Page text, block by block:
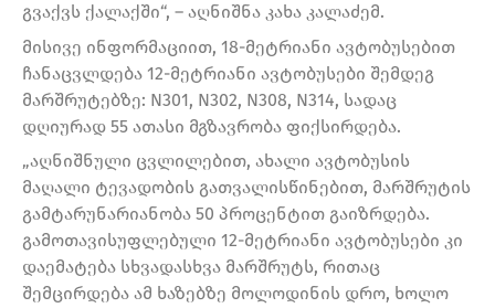
გვაქვს ქალაქში“, – აღნიშნა კახა კალაძემ.
მისივე ინფორმაციით, 18-მეტრიანი ავტობუსებით
ჩანაცვლდება 12-მეტრიანი ავტობუსები შემდეგ
მარშრუტებზე: N301, N302, N308, N314, სადაც
დღიურად 55 ათასი მგზავრობა ფიქსირდება.
„აღნიშნული ცვლილებით, ახალი ავტობუსის
მაღალი ტევადობის გათვალისწინებით, მარშრუტის
გამტარუნარიანობა 50 პროცენტით გაიზრდება.
გამოთავისუფლებული 12-მეტრიანი ავტობუსები კი
დაემატება სხვადასხვა მარშრუტს, რითაც
შემცირდება ამ ხაზებზე მოლოდინის დრო, ხოლო